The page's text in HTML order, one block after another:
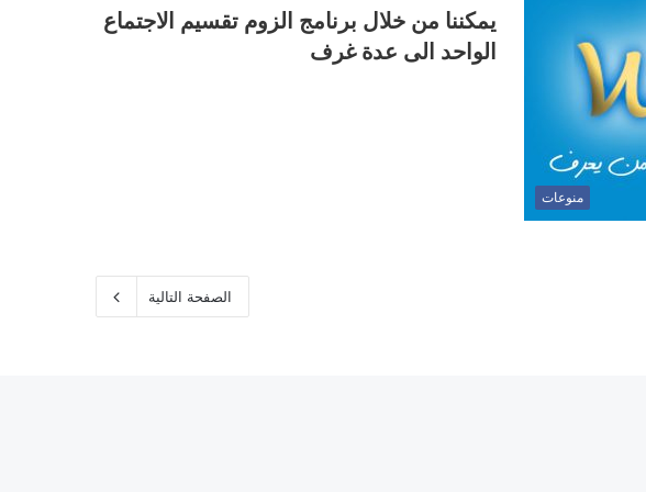
منوعات
يمكننا من خلال برنامج الزوم تقسيم الاجتماع
الواحد الى عدة غرف
الصفحة التالية